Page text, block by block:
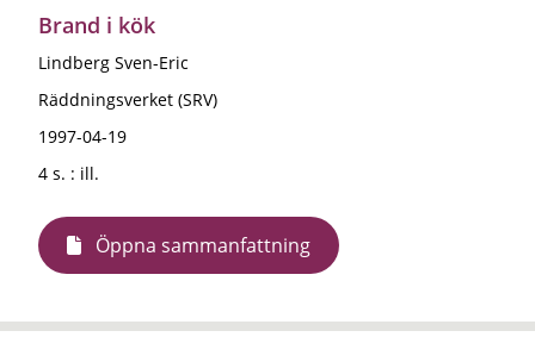
Brand i kök
Lindberg Sven-Eric
Räddningsverket (SRV)
1997-04-19
4 s. : ill.
Öppna sammanfattning